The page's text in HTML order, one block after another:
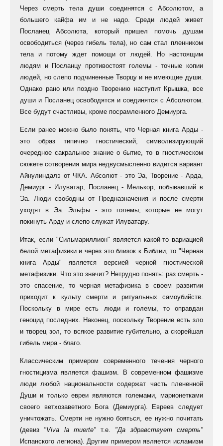
Через смерть тела души соединятся с Абсолютом, а
большего кайфа им и не надо. Среди людей живет
Посланец Абсолюта, который пришел помочь душам
освободиться (через гибель тела), но сам стал пленником
тела и потому ждет помощи от людей. Но настоящим
людям и Посланцу противостоят големы - точные копии
людей, но слепо подчиненные Творцу и не имеющие души.
Однако рано или поздно Творению наступит Крышка, все
души и Посланец освободятся и соединятся с Абсолютом.
Все будут счастливы, кроме посрамленного Демиурга.
Если ранее можно было понять, что Черная книга Арды -
это образ типично гностический, символизирующий
очередное сакральное знание о бытие, то в гностическом
сюжете сотворения мира недвусмысленно видится вариант
Айнулиндалэ от ЧКА. Абсолют - это Эа, Творение - Арда,
Демиург - Илуватар, Посланец - Мелькор, побывавший в
Эа. Люди свободны от Предназначения и после смерти
уходят в Эа. Эльфы - это големы, которые не могут
покинуть Арду и слепо служат Илуватару.
Итак, если "Сильмариллион" является какой-то вариацией
белой метафизики и через это близок к Библии, то "Черная
книга Арды" является версией черной гностической
метафизики. Что это значит? Нетрудно понять: раз смерть -
это спасение, то черная метафизика в своем развитии
приходит к культу смерти и ритуальных самоубийств.
Поскольку в мире есть люди и големы, то оправдан
геноцид последних. Наконец, поскольку Творение есть зло
и творец зол, то всякое развитие губительно, а скорейшая
гибель мира - благо.
Классическим примером современного течения черного
гностицизма является фашизм. В современном фашизме
люди любой национальности содержат часть плененной
Души и только евреи являются големами, марионетками
своего ветхозаветного Бога (Демиурга). Евреев следует
уничтожать. Смерти не нужно бояться, ее нужно почитать
(девиз "Viva la muerte"т.е. "Да здравствует смерть"
Испанского легиона). Другим примером является исламизм